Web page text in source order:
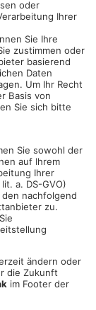
B und C
Monte
den
ihre
auch
des
die AOK-
im Rahmen der
Eltern
Am
Themen
in
verschiedene
Thema
zu den Themen